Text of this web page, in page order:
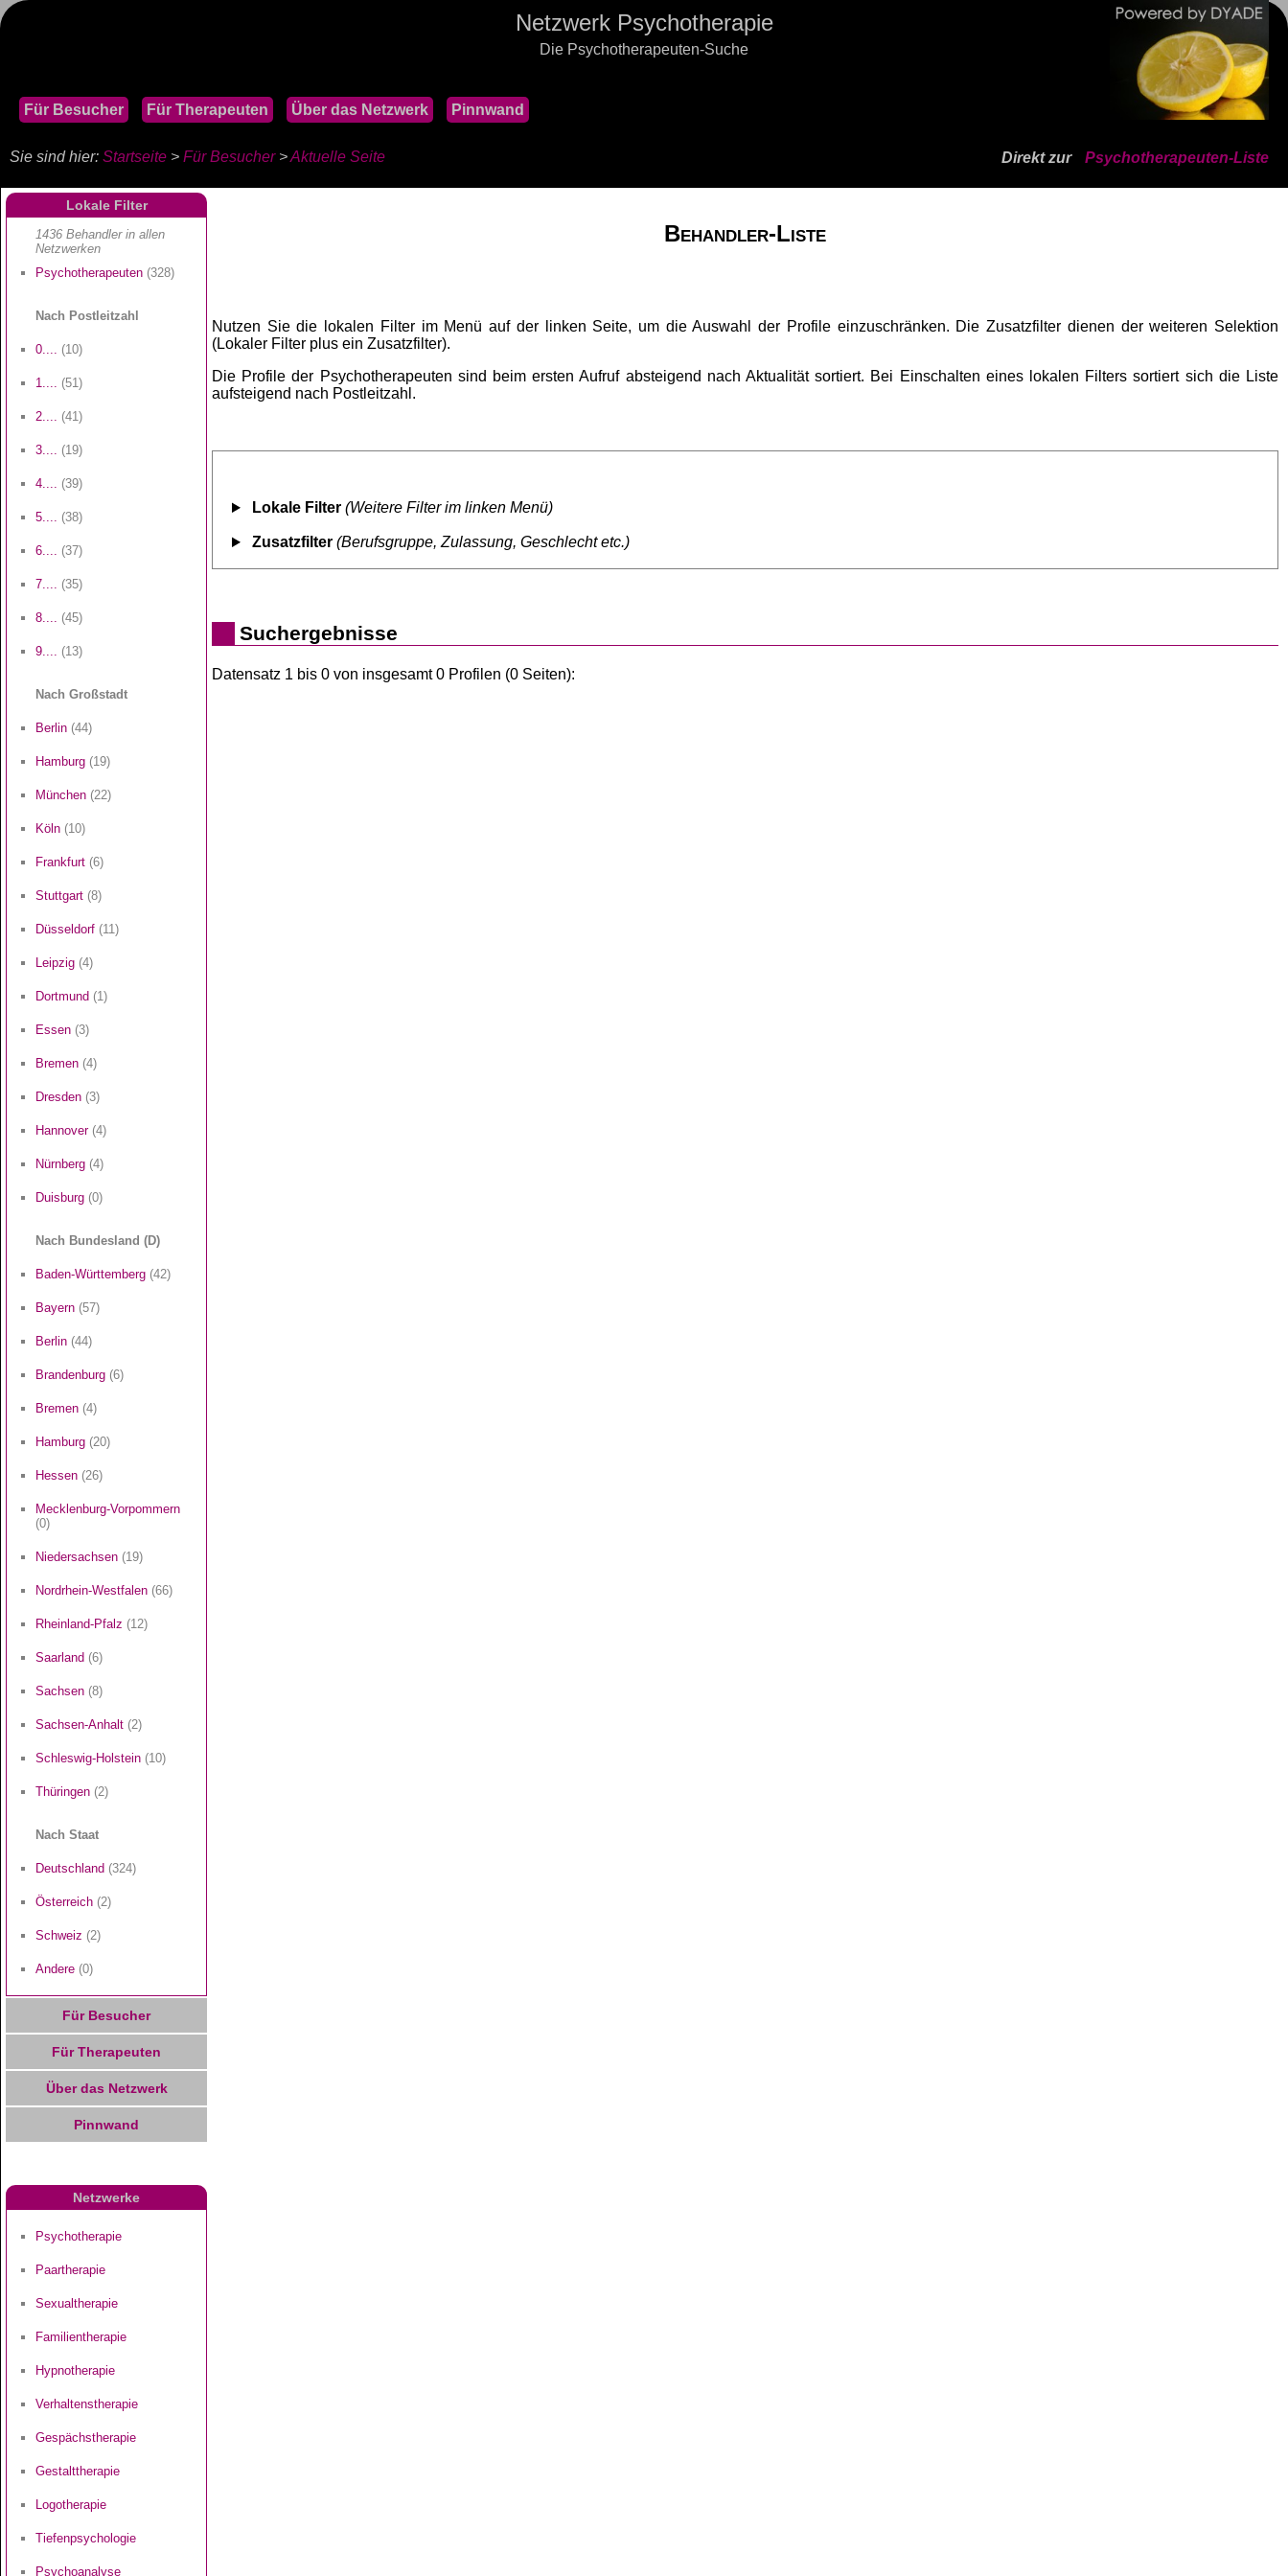
Netzwerk Psychotherapie
Die Psychotherapeuten-Suche
Für Besucher Für Therapeuten Über das Netzwerk Pinnwand
Direkt zur Psychotherapeuten-Liste
Sie sind hier: Startseite > Für Besucher>Aktuelle Seite
Lokale Filter
1436 Behandler in allen
Netzwerken
Psychotherapeuten (328)
Nach Postleitzahl
0.... (10)
1.... (51)
2.... (41)
3.... (19)
4.... (39)
5.... (38)
6.... (37)
7.... (35)
8.... (45)
9.... (13)
Nach Großstadt
Berlin (44)
Hamburg (19)
München (22)
Köln (10)
Frankfurt (6)
Stuttgart (8)
Düsseldorf (11)
Leipzig (4)
Dortmund (1)
Essen (3)
Bremen (4)
Dresden (3)
Hannover(4)
Nürnberg (4)
Duisburg (0)
Nach Bundesland (D)
Baden-Württemberg (42)
Bayern (57)
Berlin (44)
Brandenburg (6)
Bremen (4)
Hamburg (20)
Hessen (26)
Mecklenburg-Vorpommern
(0)
Niedersachsen (19)
Nordrhein-Westfalen (66)
Rheinland-Pfalz (12)
Saarland (6)
Sachsen (8)
Sachsen-Anhalt (2)
Schleswig-Holstein (10)
Thüringen (2)
Nach Staat
Deutschland (324)
Österreich (2)
Schweiz (2)
Andere (0)
Für Besucher
Für Therapeuten
Über das Netzwerk
Pinnwand
Netzwerke
Psychotherapie
Paartherapie
Sexualtherapie
Familientherapie
Hypnotherapie
Verhaltenstherapie
Gespächstherapie
Gestalttherapie
Logotherapie
Tiefenpsychologie
Psychoanalyse
Behandler-Liste
Nutzen Sie die lokalen Filter im Menü auf der linken Seite, um die Auswahl der Profile einzuschränken. Die Zusatzfilter dienen der weiteren Selektion
(Lokaler Filter plus ein Zusatzfilter).
Die Profile der Psychotherapeuten sind beim ersten Aufruf absteigend nach Aktualität sortiert. Bei Einschalten eines lokalen Filters sortiert sich die Liste
aufsteigend nach Postleitzahl.
Lokale Filter (Weitere Filter im linken Menü)
Zusatzfilter (Berufsgruppe, Zulassung, Geschlecht etc.)
Suchergebnisse
Datensatz 1 bis 0 von insgesamt 0 Profilen (0 Seiten):